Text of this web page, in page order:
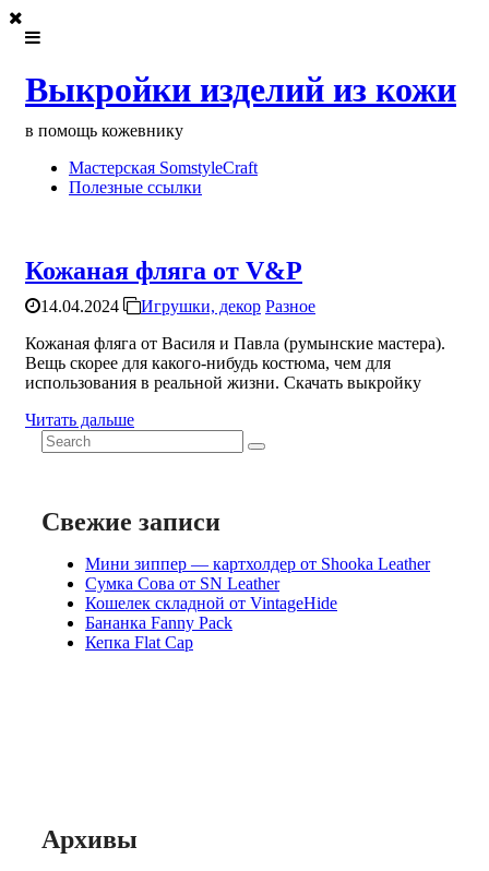
Выкройки изделий из кожи
в помощь кожевнику
Мастерская SomstyleCraft
Полезные ссылки
Кожаная фляга от V&P
14.04.2024 Игрушки, декор Разное
Кожаная фляга от Василя и Павла (румынские мастера).
Вещь скорее для какого-нибудь костюма, чем для
использования в реальной жизни. Скачать выкройку
Читать дальше
Search
for:
Свежие записи
Мини зиппер — картхолдер от Shooka Leather
Сумка Сова от SN Leather
Кошелек складной от VintageHide
Бананка Fanny Pack
Кепка Flat Cap
Архивы